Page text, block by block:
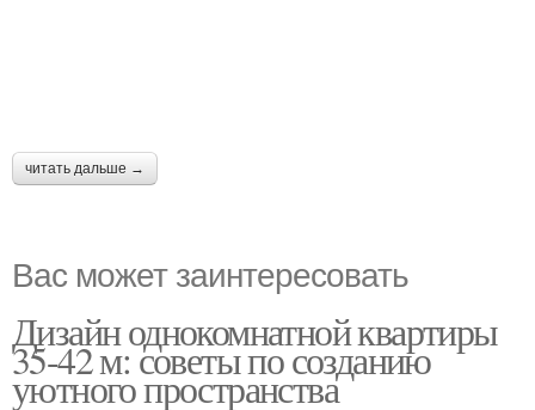
читать дальше →
Вас может заинтересовать
Дизайн однокомнатной квартиры
35-42 м: советы по созданию
уютного пространства